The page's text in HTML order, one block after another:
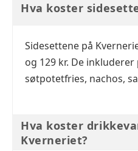
Hva koster
Sidesettene på
og 129 kr. De
søtpotetfries, nachos,
Hva koster
Kverneriet?